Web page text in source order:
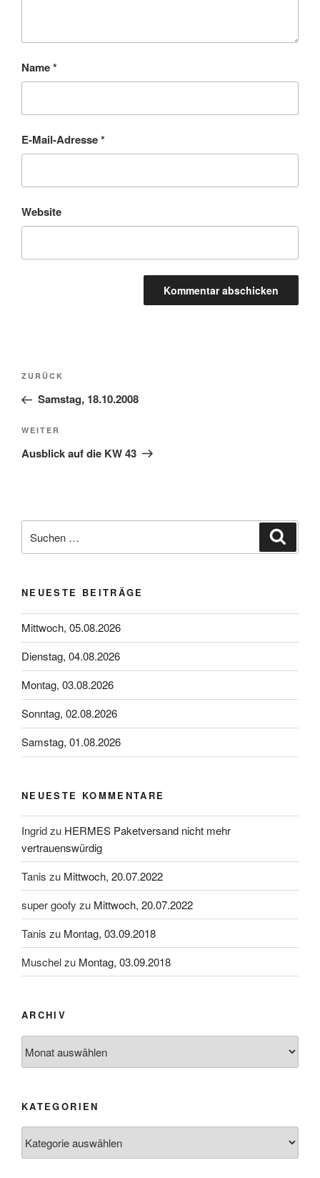
Name*
E-Mail-Adresse*
Website
Beitragsnavigation
Vorheriger
Beitrag
ZURÜCK
Samstag, 18.10.2008
Nächster
Beitrag
WEITER
Ausblick auf die KW 43
nach:
NEUESTE BEITRÄGE
Mittwoch, 05.08.2026
Dienstag, 04.08.2026
Montag, 03.08.2026
Sonntag, 02.08.2026
Samstag, 01.08.2026
NEUESTE KOMMENTARE
Ingridzu HERMES Paketversand nicht mehr
vertrauenswürdig
Tanis zu Mittwoch, 20.07.2022
super goofy zu Mittwoch, 20.07.2022
Tanis zu Montag, 03.09.2018
Muschelzu Montag, 03.09.2018
ARCHIV
KATEGORIEN